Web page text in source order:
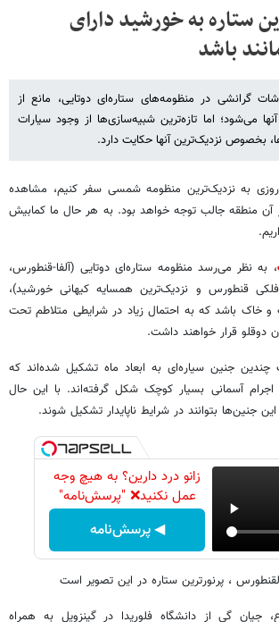
ستاره به خورشید دارای
باشد
گرانشی در منظومه‌های ستاره‌ای دوتایی، مانع از
می‌شود؛ اما تازه‌ترین شبیه‌سازی‌ها از وجود سیارات
بخصوص نزدیک‌ترین آنها حکایت دارد.
روزی به نزدیک‌ترین منظومه شمسی سفر کنیم، مشاهده
آن منطقه جالب توجه خواهد بود. به هر حال ما کمابیش
، به نظر می‌رسد منظومه ستاره‌ای دوتایی (آلفا-قنطورس،
قنطورس و نزدیک‌ترین همسایه کیهانی خورشید)،
و خاک باشد که به احتمال زیاد در شرایطی متلاطم تحت
دوقلو قرار خواهند داشت.
جنین سیاره‌ای به ابعاد ماه تشکیل شده‌اند که
آسمانی بسیار کوچک شکل گرفته‌اند. با این حال
جنین‌ها بتوانند در شرایط ناپایدار تشکیل شوند.
زانو درد دارین؟ به هیچ وجه
عمل نکنید❌ "پرسش‌نامه"
◀ پرسش‌نامه
گی از دانشگاه فلوریدا در گینزویل به همراه